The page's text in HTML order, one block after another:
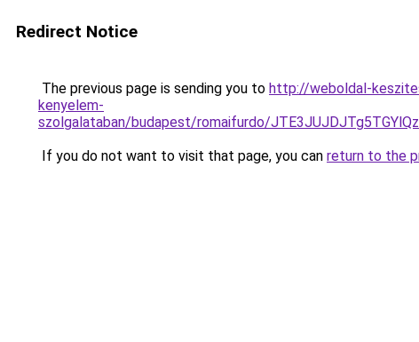
Redirect Notice
The previous page is sending you to http://weboldal-
kenyelem-
szolgalataban/budapest/romaifurdo/
If you do not want to visit that page, you can return to the